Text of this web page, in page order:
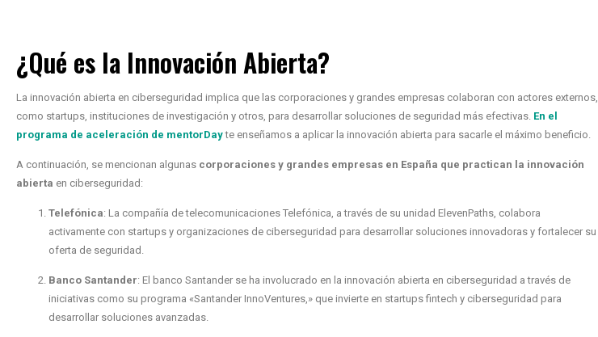
¿Qué es la Innovación Abierta?
La innovación abierta en ciberseguridad implica que las corporaciones y grandes empresas colaboran con actores externos,
como startups, instituciones de investigación y otros, para desarrollar soluciones de seguridad más efectivas. En el
programa de aceleración de mentorDayte enseñamos a aplicar la innovación abierta para sacarle el máximo beneficio.
A continuación, se mencionan algunas corporaciones y grandes empresas en España que practican la innovación
abierta en ciberseguridad:
Telefónica: La compañía de telecomunicaciones Telefónica, a través de su unidad ElevenPaths, colabora
activamente con startups y organizaciones de ciberseguridad para desarrollar soluciones innovadoras y fortalecer su
oferta de seguridad.
Banco Santander: El banco Santander se ha involucrado en la innovación abierta en ciberseguridad a través de
iniciativas como su programa «Santander InnoVentures,» que invierte en startups fintech y ciberseguridad para
desarrollar soluciones avanzadas.